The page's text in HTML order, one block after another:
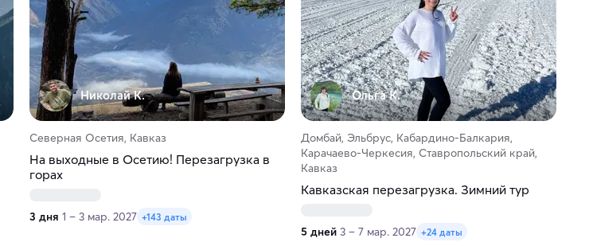
Николай К.
Северная Осетия, Кавказ
На выходные в Осетию! Перезагрузка в
горах
3 дня 1 – 3 мар. 2027 +143 даты
Ольга К.
Домбай, Эльбрус, Кабардино-Балкария,
Карачаево-Черкесия, Ставропольский край,
Кавказ
Кавказская перезагрузка. Зимний тур
5 дней 3 – 7 мар. 2027 +24 даты